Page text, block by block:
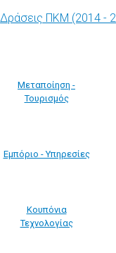
Δράσεις ΠΚΜ (2014 -
Μεταποίηση -
Τουρισμός
Εμπόριο - Υπηρεσίες
Κουπόνια
Τεχνολογίας